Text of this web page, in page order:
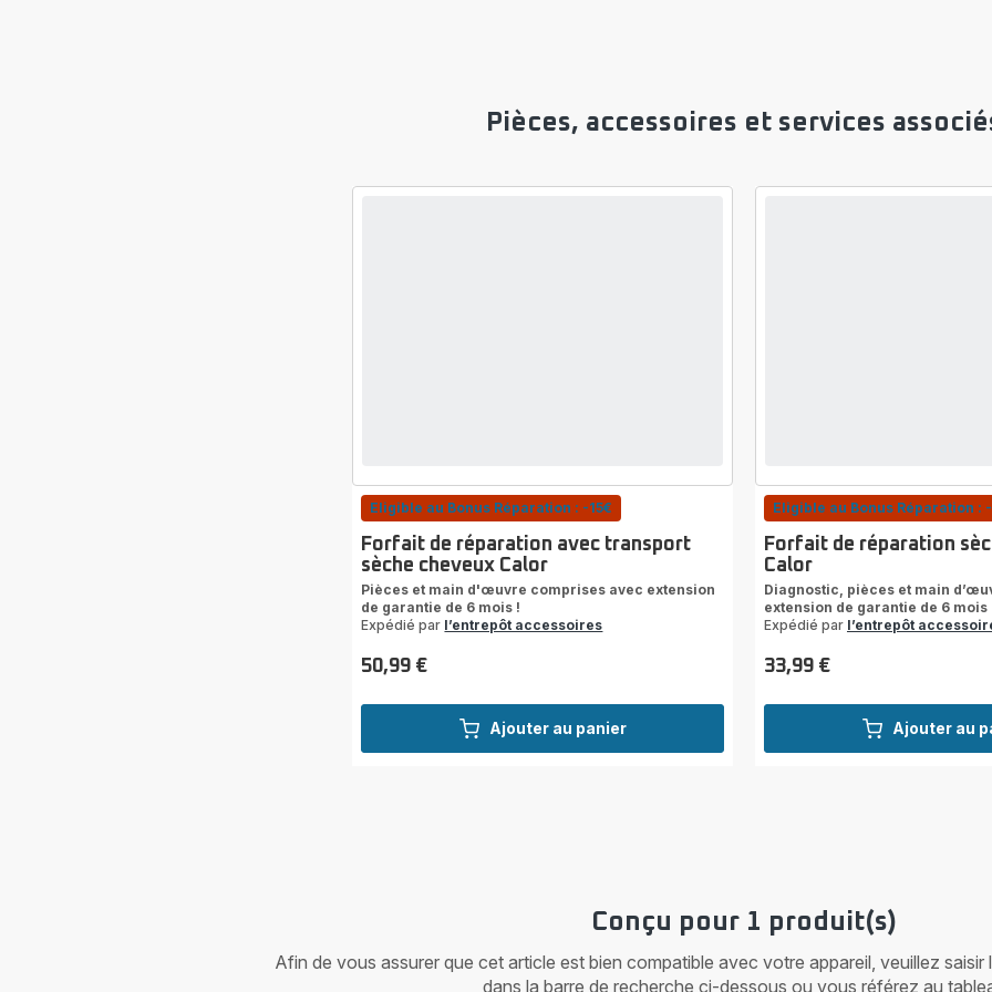
Pièces, accessoires et services
Ajouter au panier
Eligible au Bonus Réparation : -15€
Forfait de réparation avec transport
sèche cheveux Calor
Pièces et main d'œuvre comprises avec extension
de garantie de 6 mois !
Expédié par l’entrepôt accessoires
Prix
50,99 €
Ajouter au
Eligible au Bonus Réparation :
Forfait de réparation
Calor
Diagnostic, pièces et main
extension de garantie de 6 mois
Expédié par l’entrepôt
Prix
33,99 €
Conçu pour 1 produit(s)
Afin de vous assurer que cet article est bien compatible avec votre appareil, veuillez
dans la barre de recherche ci-dessous ou vous référez au